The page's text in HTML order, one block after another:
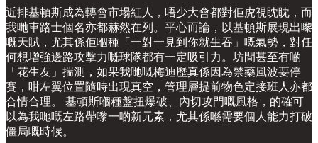
近排基頓斯成為轉會市場紅人，唔少大會都對佢虎視眈眈，而
我哋車路士個名亦都赫然在列。平心而論，以基頓斯展現出嚟
嘅天賦，尤其係佢嗰種「一對一見到你就生吞」嘅氣勢，對任
何想增強邊路攻擊力嘅球隊都有一定吸引力。坊間甚至有啲
「花生友」揣測，如果我哋嘅梅迪歷真係因為禁藥風波要停
賽，咁左翼位置隨時出現真空，管理層提前物色定接班人亦都
合情合理。 基頓斯嗰種盤扭爆破、內切攻門嘅風格，的確可
以為我哋嘅左路帶嚟一啲新元素，尤其係喺需要個人能力打破
僵局嘅時候。